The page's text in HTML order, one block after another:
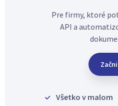
Pre firmy, ktoré
API a
Všetko v malom